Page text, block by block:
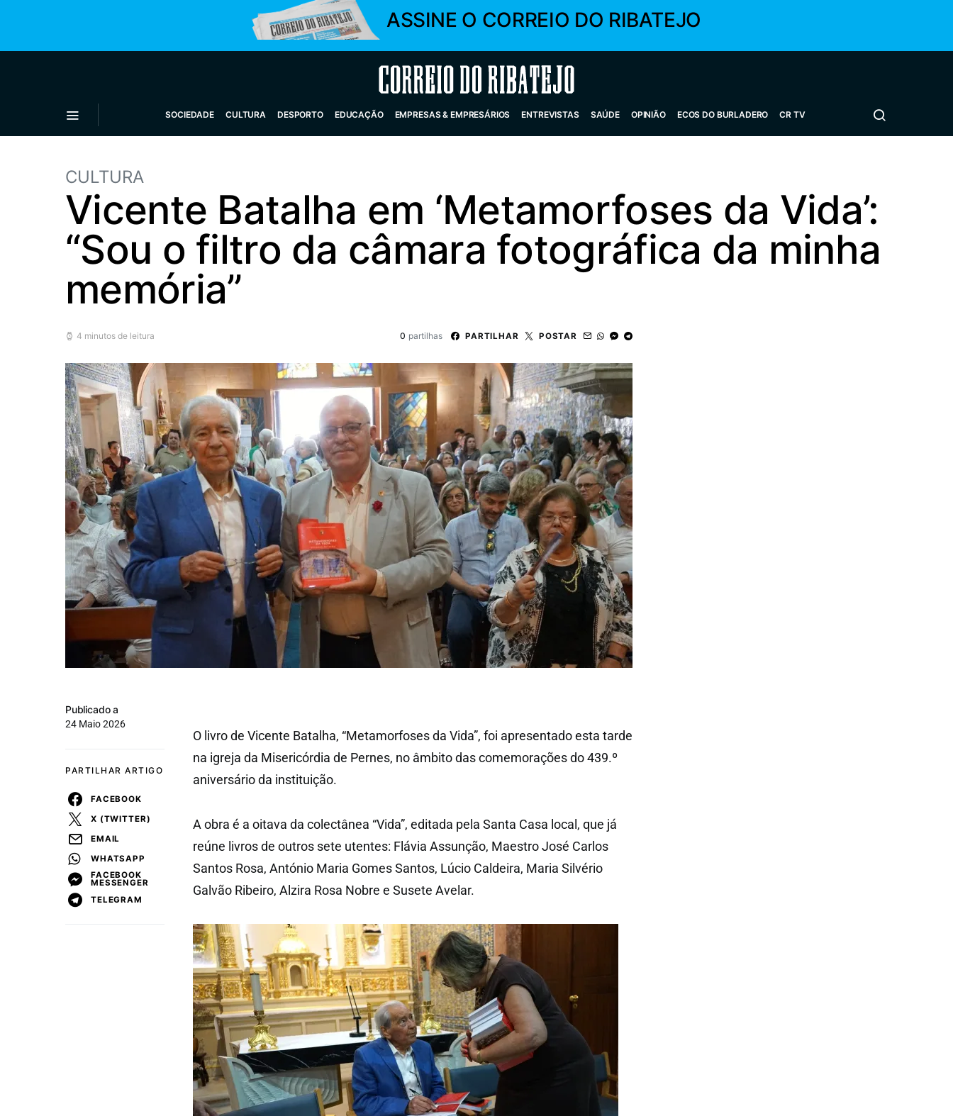
ASSINE O CORREIO DO RIBATEJO
Correio do Ribatejo
SOCIEDADE CULTURA DESPORTO EDUCAÇÃO EMPRESAS & EMPRESÁRIOS ENTREVISTAS SAÚDE OPINIÃO ECOS DO BURLADERO CR TV
CULTURA
Vicente Batalha em ‘Metamorfoses da Vida’:
“Sou o filtro da câmara fotográfica da minha
memória”
4 minutos de leitura 0 partilhas PARTILHAR POSTAR
Publicado a
24 Maio 2026
PARTILHAR ARTIGO
FACEBOOK
X (TWITTER)
EMAIL
WHATSAPP
FACEBOOK
MESSENGER
TELEGRAM
O livro de Vicente Batalha, “Metamorfoses da Vida”, foi apresentado esta tarde
na igreja da Misericórdia de Pernes, no âmbito das comemorações do 439.º
aniversário da instituição.
A obra é a oitava da colectânea “Vida”, editada pela Santa Casa local, que já
reúne livros de outros sete utentes: Flávia Assunção, Maestro José Carlos
Santos Rosa, António Maria Gomes Santos, Lúcio Caldeira, Maria Silvério
Galvão Ribeiro, Alzira Rosa Nobre e Susete Avelar.